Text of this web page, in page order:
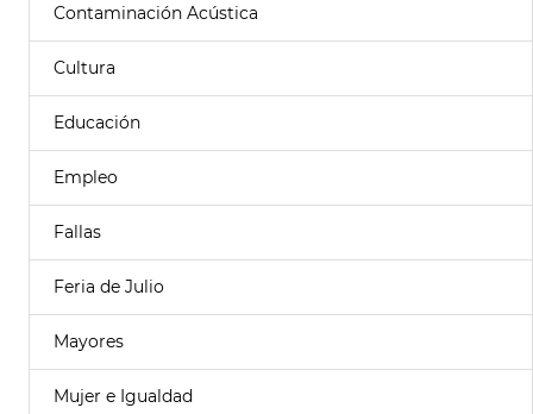
Contaminación Acústica
Cultura
Educación
Empleo
Fallas
Feria de Julio
Mayores
Mujer e Igualdad